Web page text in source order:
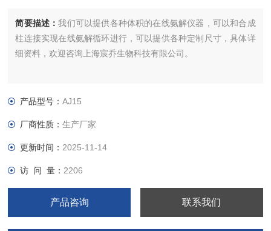
简要描述：我们可以提供各种体积的在线氨解仪器，可以和合成
柱连接实现在线氨解循环进行，可以提供各种定制尺寸，具体详
细资料，欢迎咨询上海宸乔生物科技有限公司。
产品型号：AJ15
厂商性质：生产厂家
更新时间： 2025-11-14
访 问 量： 2206
产品咨询 联系我们